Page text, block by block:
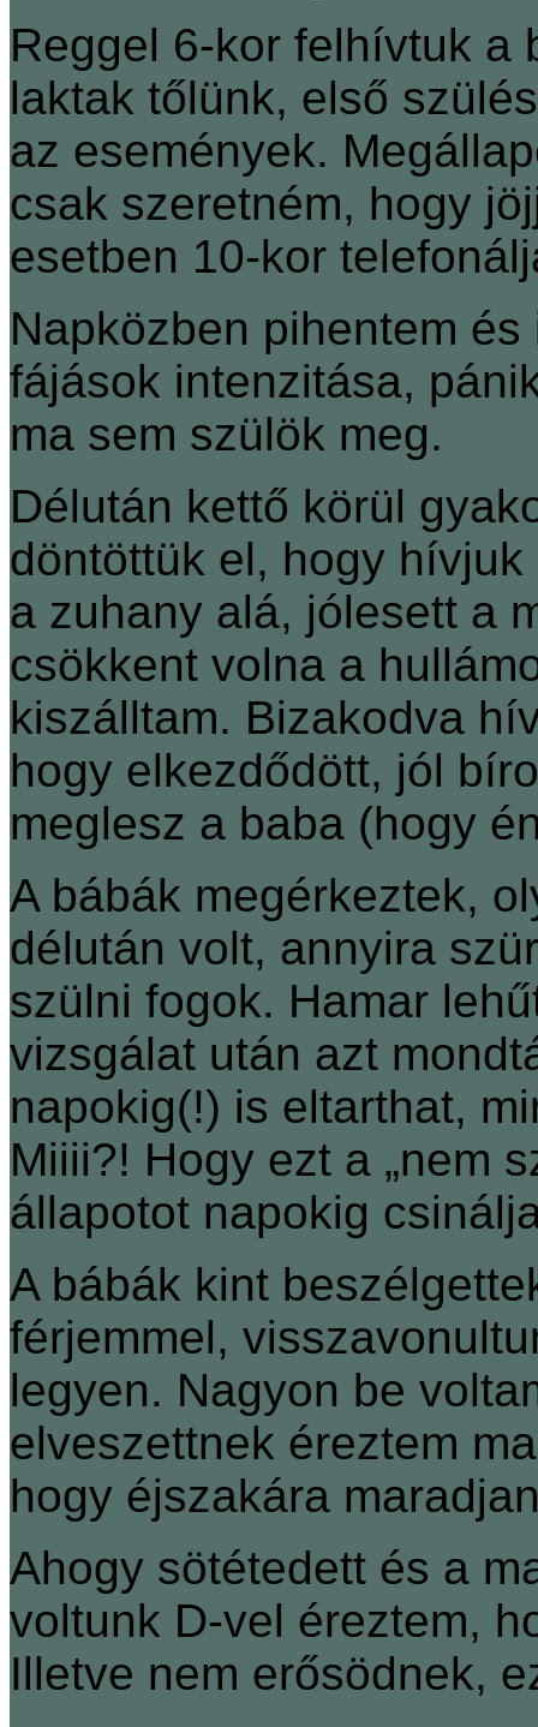
Reggel 6-kor felhívtuk a
laktak tőlünk, első
az események.
csak szeretném, hogy
esetben 10-kor
Napközben pihentem
fájások intenzitása,
ma sem szülök meg.
Délután kettő körül
döntöttük el, hogy
a zuhany alá, jólesett a
csökkent volna a
kiszálltam. Bizakodva
hogy elkezdődött, jól
meglesz a baba (hogy
A bábák megérkeztek,
délután volt, annyira
szülni fogok. Hamar
vizsgálat után azt
napokig(!) is eltarthat,
Miiii?! Hogy ezt a „nem
állapotot napokig
A bábák kint
férjemmel,
legyen. Nagyon be
elveszettnek éreztem
hogy éjszakára
Ahogy sötétedett és a
voltunk D-vel éreztem,
Illetve nem erősödnek,